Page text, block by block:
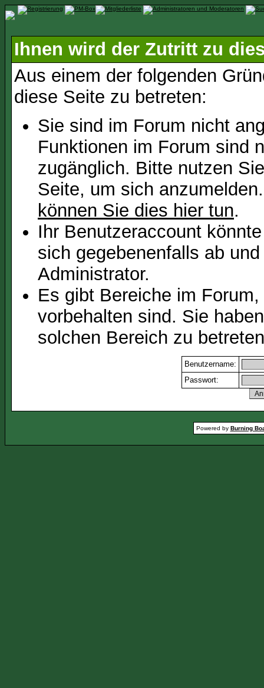
Ihnen wird der Zutritt zu
Aus einem der folgenden
diese Seite zu betreten:
Sie sind im Forum nicht
Funktionen im Forum sind
zugänglich. Bitte nutzen
Seite, um sich
können Sie dies hier tun.
Ihr Benutzeraccount
sich gegebenenfalls ab
Administrator.
Es gibt Bereiche im
vorbehalten sind. Sie
solchen Bereich zu
Benutzername:
Passwort:
Powered by Burning